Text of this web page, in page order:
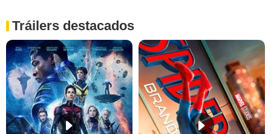
Tráilers destacados